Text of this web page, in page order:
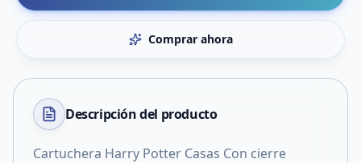
Comprar ahora
Descripción del producto
Cartuchera Harry Potter Casas Con cierre